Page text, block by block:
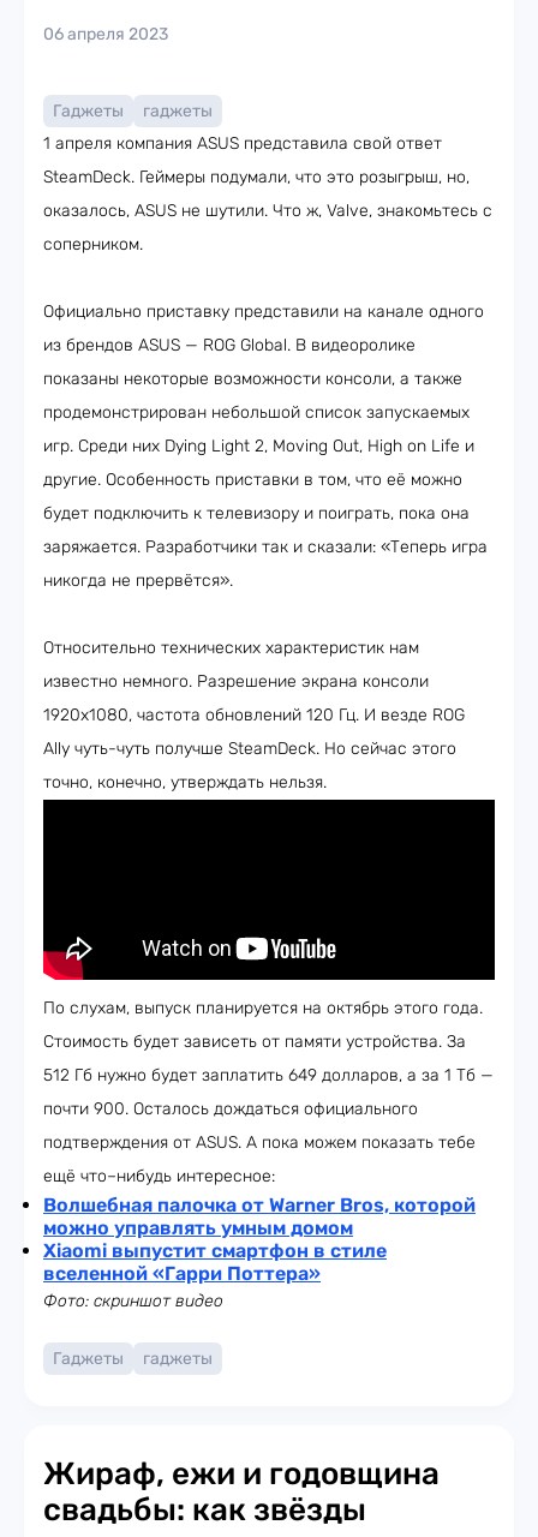
06 апреля 2023
Гаджеты
гаджеты
1 апреля компания ASUS представила свой ответ
SteamDeck. Геймеры подумали, что это розыгрыш, но,
оказалось, ASUS не шутили. Что ж, Valve, знакомьтесь с
соперником.
Официально приставку представили на канале одного
из брендов ASUS — ROG Global. В видеоролике
показаны некоторые возможности консоли, а также
продемонстрирован небольшой список запускаемых
игр. Среди них Dying Light 2, Moving Out, High on Life и
другие. Особенность приставки в том, что её можно
будет подключить к телевизору и поиграть, пока она
заряжается. Разработчики так и сказали: «Теперь игра
никогда не прервётся».
Относительно технических характеристик нам
известно немного. Разрешение экрана консоли
1920х1080, частота обновлений 120 Гц. И везде ROG
Ally чуть-чуть получше SteamDeck. Но сейчас этого
точно, конечно, утверждать нельзя.
По слухам, выпуск планируется на октябрь этого года.
Стоимость будет зависеть от памяти устройства. За
512 Гб нужно будет заплатить 649 долларов, а за 1 Тб —
почти 900. Осталось дождаться официального
подтверждения от ASUS. А пока можем показать тебе
ещё что–нибудь интересное:
Волшебная палочка от Warner Bros, которой
можно управлять умным домом
Xiaomi выпустит смартфон в стиле
вселенной «Гарри Поттера»
Фото: скриншот видео
Гаджеты гаджеты
Жираф, ежи и годовщина
свадьбы: как звёзды